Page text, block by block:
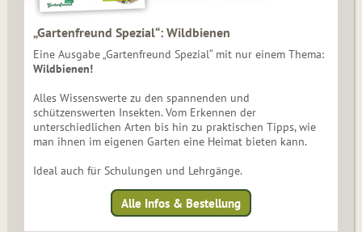
„Gartenfreund Spezial“: Wildbienen
Eine Ausgabe „Gartenfreund Spezial“ mit nur einem Thema:
Wildbienen!
Alles Wissenswerte zu den spannenden und
schützenswerten Insekten. Vom Erkennen der
unterschiedlichen Arten bis hin zu praktischen Tipps, wie
man ihnen im eigenen Garten eine Heimat bieten kann.
Ideal auch für Schulungen und Lehrgänge.
Alle Infos & Bestellung